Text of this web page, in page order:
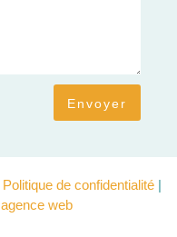
Envoyer
Politique de confidentialité |
agence web